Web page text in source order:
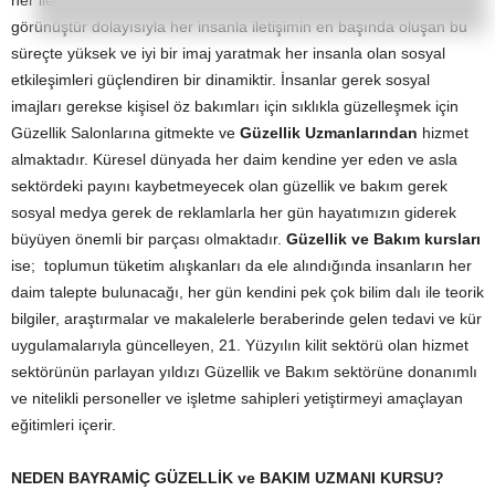
görünüştür dolayısıyla her insanla iletişimin en başında oluşan bu
süreçte yüksek ve iyi bir imaj yaratmak her insanla olan sosyal
etkileşimleri güçlendiren bir dinamiktir. İnsanlar gerek sosyal
imajları gerekse kişisel öz bakımları için sıklıkla güzelleşmek için
Güzellik Salonlarına gitmekte ve Güzellik Uzmanlarından hizmet
almaktadır. Küresel dünyada her daim kendine yer eden ve asla
sektördeki payını kaybetmeyecek olan güzellik ve bakım gerek
sosyal medya gerek de reklamlarla her gün hayatımızın giderek
büyüyen önemli bir parçası olmaktadır. Güzellik ve Bakım kursları
ise; toplumun tüketim alışkanları da ele alındığında insanların her
daim talepte bulunacağı, her gün kendini pek çok bilim dalı ile teorik
bilgiler, araştırmalar ve makalelerle beraberinde gelen tedavi ve kür
uygulamalarıyla güncelleyen, 21. Yüzyılın kilit sektörü olan hizmet
sektörünün parlayan yıldızı Güzellik ve Bakım sektörüne donanımlı
ve nitelikli personeller ve işletme sahipleri yetiştirmeyi amaçlayan
eğitimleri içerir.
NEDEN BAYRAMİÇ GÜZELLİK ve BAKIM UZMANI KURSU?